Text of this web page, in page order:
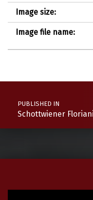
Image size:
Image file name:
Post navigation
PUBLISHED IN
Schottwiener